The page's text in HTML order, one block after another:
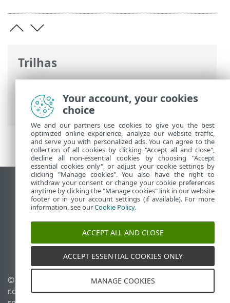
Trilhas
Ajuda on-line ESET>ESET PROTECT>
Iniciar>
ESET Management Implantação
do agente> Implantação local
Ver site para desktop
End of Life
Base de conhecimento ESET
Fórum ESET
ESET Status Portal
Suporte regional
© 1992 - 2026 ESET, spol. s
r.o. - Todos os direitos
Gerenciar cookies
Política de cookies
Your account, your cookies
choice
We and our partners use cookies to give you the best
optimized online experience, analyze our website traffic,
and serve you with personalized ads. You can agree to the
collection of all cookies by clicking "Accept all and close",
decline all non-essential cookies by choosing "Accept
essential cookies only", or adjust your cookie settings by
clicking "Manage cookies". You also have the right to
withdraw your consent or change your cookie preferences
anytime by clicking the "Manage cookies" link in our website
footer or in your account settings (if available). For more
information, see ourCookie Policy.
ACCEPT ALL AND CLOSE
ACCEPT ESSENTIAL COOKIES ONLY
MANAGE COOKIES